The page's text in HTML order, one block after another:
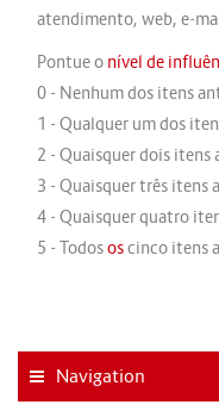
atendimento, web, e-
Pontue o nível de
0 - Nenhum dos itens
1 - Qualquer um dos
2 - Quaisquer dois itens
3 - Quaisquer três itens
4 - Quaisquer quatro
5 - Todososcinco itens
Navigation